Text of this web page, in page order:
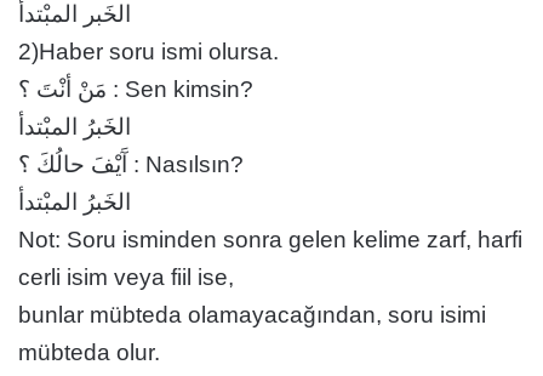
الخَبر المبْتدأ
2)Haber soru ismi olursa.
مَنْ أنْتَ ؟ : Sen kimsin?
الخَبرُ المبْتدأ
آَيْفَ حالُكَ ؟ : Nasılsın?
الخَبرُ المبْتدأ
Not: Soru isminden sonra gelen kelime zarf, harfi
cerli isim veya fiil ise,
bunlar mübteda olamayacağından, soru isimi
mübteda olur.